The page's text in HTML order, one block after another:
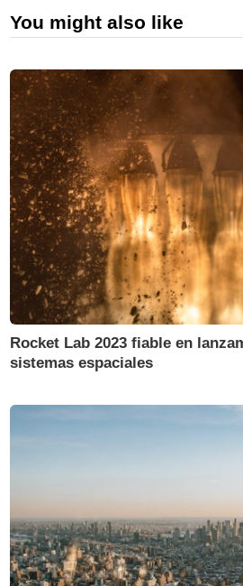
You might also like
Rocket Lab 2023 fiable en
sistemas espaciales